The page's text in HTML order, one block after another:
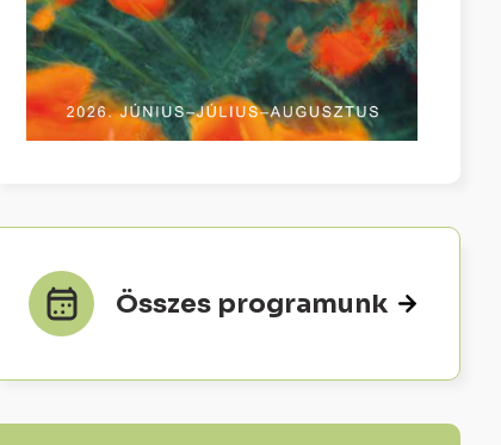
Összes programunk